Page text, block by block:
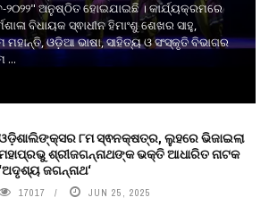
ଅନୁଷ୍ଠିତ ହୋଇଯାଇଛି । କାର୍ଯ୍ୟକ୍ରମରେ
ବିଧାୟକ ସ୍ଵାଧୀନ ହିମାଂଶୁ ଶେଖର ସାହୁ,
ଓଡ଼ିଆ ଭାଷା, ସାହିତ୍ୟ ଓ ସଂସ୍କୃତି ବିଭାଗର
...
୮ମ ସ୍ଵନକ୍ଷତ୍ର, ଲୁହରେ ଭିଜାଇଲା
ଶ୍ରୀଜଗନ୍ନାଥଙ୍କ ଭକ୍ତି ଆଧାରିତ ନାଟକ
‘ଅଦୃଶ୍ୟ ଜଗନ୍ନାଥ‘
17017 JUN 25, 2025